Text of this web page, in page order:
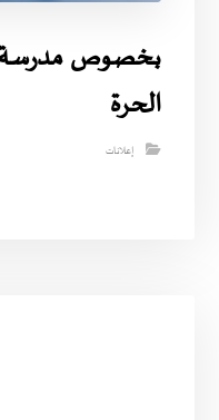
بخصوص مدرسة
الحرة
إعلانات